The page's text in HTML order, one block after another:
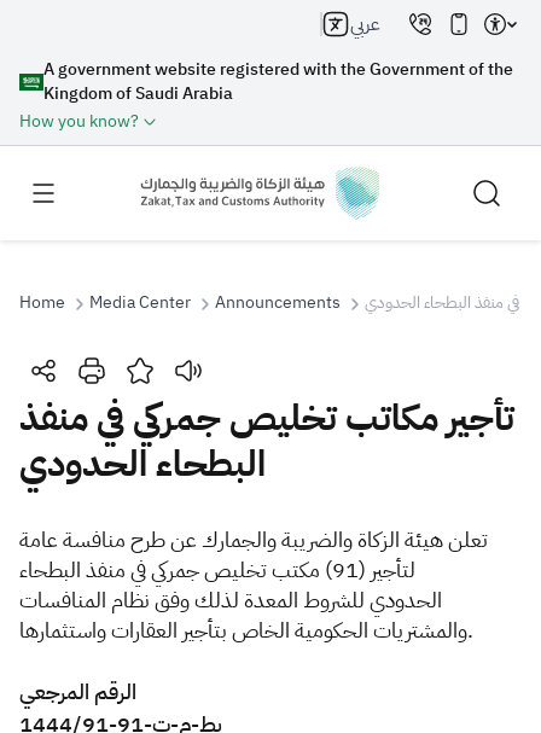
A government website registered with the Government of the
Kingdom of Saudi Arabia
How you know?
عربي
Search
Search Search AI
Suggestions
Zakat Customs VAT
Tax Declaration
Real Estate Transactions
Home Media Center Announcements في منفذ البطحاء الحدودي
تأجير مكاتب تخليص جمركي في منفذ
البطحاء الحدودي
​​​​تعلن هيئة الزكاة والضريبة والجمارك عن طرح منافسة عامة
لتأجير (91) مكتب تخليص جمركي في منفذ البطحاء
الحدوديللشروط المعدة لذلك وفق نظام المنافسات
والمشتريات الحكومية الخاص بتأجير العقارات واستثمارها.